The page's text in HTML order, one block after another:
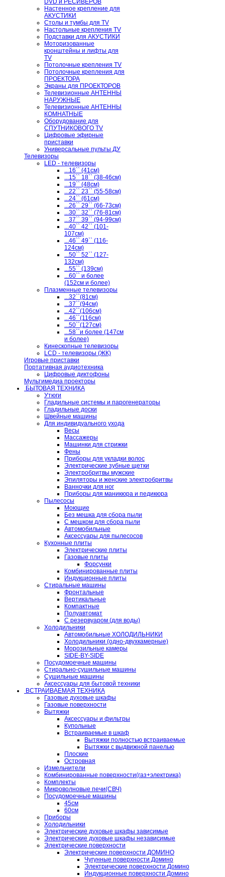
DVD и РЕСИВЕРОВ
Настенное крепление для
АКУСТИКИ
Столы и тумбы для TV
Настольные крепления TV
Подставки для АКУСТИКИ
Моторизованные
кронштейны и лифты для
TV
Потолочные крепления TV
Потолочные крепления для
ПРОЕКТОРА
Экраны для ПРОЕКТОРОВ
Телевизионные АНТЕННЫ
НАРУЖНЫЕ
Телевизионные АНТЕННЫ
КОМНАТНЫЕ
Оборудование для
СПУТНИКОВОГО TV
Цифровые эфирные
приставки
Универсальные пульты ДУ
Телевизоры
LED - телевизоры
...16`` (41см)
...15`` 18`` (38-46см)
...19`` (48см)
...22`` 23`` (55-58см)
...24`` (61см)
...26`` 29`` (66-73см)
...30`` 32`` (76-81см)
...37`` 39`` (94-99см)
...40`` 42`` (101-
107см)
...46`` 49`` (116-
124см)
...50`` 52`` (127-
132см)
...55`` (139см)
...60`` и более
(152см и более)
Плазменные телевизоры
...32``(81см)
...37``(94см)
...42``(106см)
...46``(116см)
...50``(127см)
...58``и более (147см
и более)
Кинескопные телевизоры
LCD - телевизоры (ЖК)
Игровые приставки
Портативная аудиотехника
Цифровые диктофоны
Мультимедиа проекторы
БЫТОВАЯ ТЕХНИКА
Утюги
Гладильные системы и парогенераторы
Гладильные доски
Швейные машины
Для индивидуального ухода
Весы
Массажеры
Машинки для стрижки
Фены
Приборы для укладки волос
Электрические зубные щетки
Электробритвы мужские
Эпиляторы и женские электробритвы
Ванночки для ног
Приборы для маникюра и педикюра
Пылесосы
Моющие
Без мешка для сбора пыли
С мешком для сбора пыли
Автомобильные
Аксессуары для пылесосов
Кухонные плиты
Электрические плиты
Газовые плиты
Форсунки
Комбинированные плиты
Индукционные плиты
Стиральные машины
Фронтальные
Вертикальные
Компактные
Полуавтомат
С резервуаром (для воды)
Холодильники
Автомобильные ХОЛОДИЛЬНИКИ
Холодильники (одно-двухкамерные)
Морозильные камеры
SIDE-BY-SIDE
Посудомоечные машины
Стирально-сушильные машины
Сушильные машины
Аксессуары для бытовой техники
ВСТРАИВАЕМАЯ ТЕХНИКА
Газовые духовые шкафы
Газовые поверхности
Вытяжки
Аксессуары и фильтры
Купольные
Встраиваемые в шкаф
Вытяжки полностью встраиваемые
Вытяжки с выдвижной панелью
Плоские
Островная
Измельчители
Комбинированные поверхности(газ+электрика)
Комплекты
Микроволновые печи(СВЧ)
Посудомоечные машины
45см
60см
Приборы
Холодильники
Электрические духовые шкафы зависимые
Электрические духовые шкафы независимые
Электрические поверхности
Электрические поверхности ДОМИНО
Чугунные поверхности Домино
Электрические поверхности Домино
Индукционные поверхности Домино